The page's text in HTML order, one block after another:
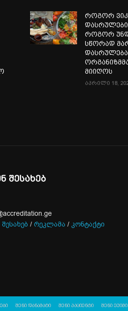
როგორ
როგორ
სწორად
მიიღოს
აპრილი 18,
შესახებ
/ რეკლამა / კონტაქტი
შენი დანამატი შენი პაციენტი შენი ექიმი